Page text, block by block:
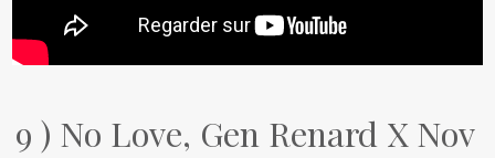
9 ) No Love, Gen Renard X Nov